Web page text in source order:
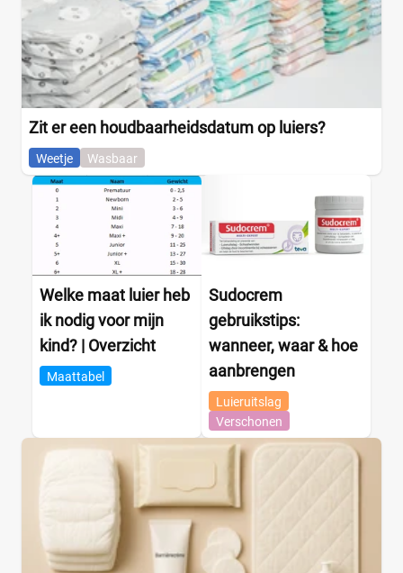
Zit er een houdbaarheidsdatum op luiers?
Weetje Wasbaar
Welke maat luier heb
ik nodig voor mijn
kind? | Overzicht
Maattabel
Sudocrem
gebruikstips:
wanneer, waar & hoe
aanbrengen
Luieruitslag
Verschonen